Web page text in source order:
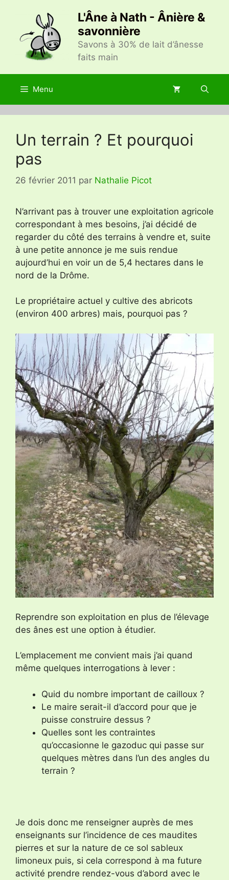
contenu
L'Âne à Nath - Ânière &
savonnière
Savons à 30% de lait d’ânesse
faits main
Menu
Un terrain ? Et pourquoi
pas
26 février 2011 par Nathalie Picot
N’arrivant pas à trouver une exploitation agricole
correspondant à mes besoins, j’ai décidé de
regarder du côté des terrains à vendre et, suite
à une petite annonce je me suis rendue
aujourd’hui en voir un de 5,4 hectares dans le
nord de la Drôme.
Le propriétaire actuel y cultive des abricots
(environ 400 arbres) mais, pourquoi pas ?
Reprendre son exploitation en plus de l’élevage
des ânes est une option à étudier.
L’emplacement me convient mais j’ai quand
même quelques interrogations à lever :
Quid du nombre important de cailloux ?
Le maire serait-il d’accord pour que je
puisse construire dessus ?
Quelles sont les contraintes
qu’occasionne le gazoduc qui passe sur
quelques mètres dans l’un des angles du
terrain ?
Je dois donc me renseigner auprès de mes
enseignants sur l’incidence de ces maudites
pierres et sur la nature de ce sol sableux
limoneux puis, si cela correspond à ma future
activité prendre rendez-vous d’abord avec le